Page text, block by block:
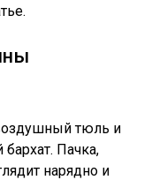
тюль и
Пачка,
нарядно и